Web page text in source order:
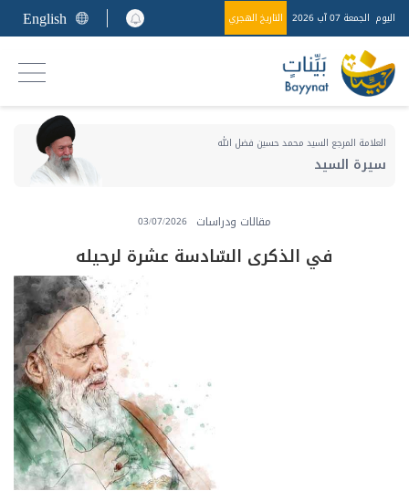
اليوم الجمعة 07 آب 2026 التاريخ الهجري English
العلامة المرجع السيد محمد حسين فضل الله
سيرة السيد
مقالات ودراسات 03/07/2026
في الذكرى السّادسة عشرة لرحيله